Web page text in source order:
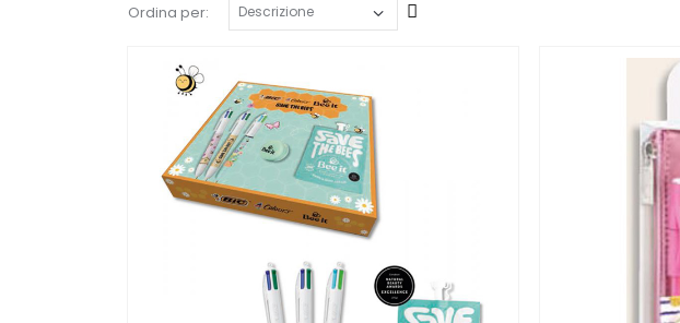
Ordina per: